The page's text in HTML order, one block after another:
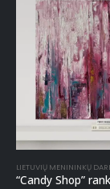
LIETUVIŲ MENININKŲ